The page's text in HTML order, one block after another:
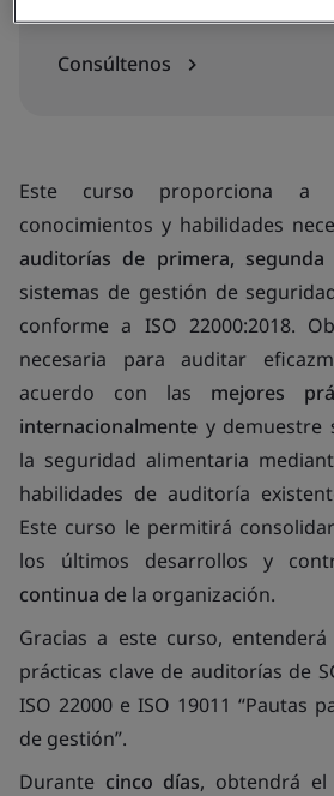
Consúltenos
Este curso proporciona a
conocimientos y habilidades
auditorías de primera,
sistemas de gestión de
conforme a ISO 22000:2018.
necesaria para auditar
acuerdo con las mejores
internacionalmente y demuestre
la seguridad alimentaria
habilidades de auditoría
Este curso le permitirá
los últimos desarrollos y
continua de la organización.
Gracias a este curso,
prácticas clave de auditorías de
ISO 22000 e ISO 19011 “Pautas
de gestión”.
Durante cinco días, obtendrá el